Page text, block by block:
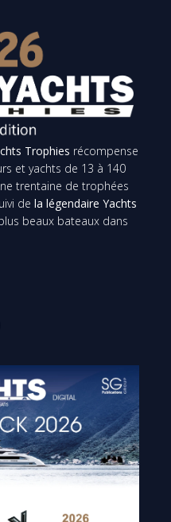
Trophies récompense
et yachts de 13 à 140
trentaine de trophées
de la légendaire Yachts
beaux bateaux dans